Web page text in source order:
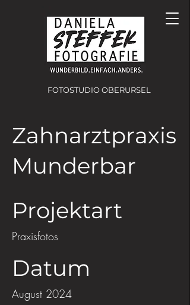
FOTOSTUDIO OBERURSEL
Zahnarztpraxis
Munderbar
Projektart
Praxisfotos
Datum
August 2024